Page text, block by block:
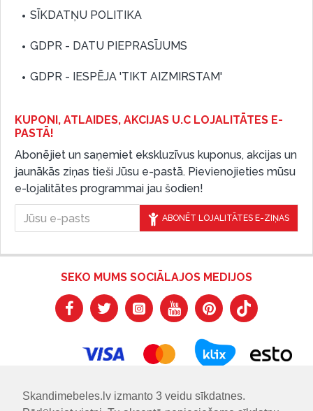
Skandimebeles.lv izmanto 3 veidu sīkdatnes.
SĪKDATŅU POLITIKA
GDPR - DATU PIEPRASĪJUMS
GDPR - IESPĒJA 'TIKT AIZMIRSTAM'
KUPONI, ATLAIDES, AKCIJAS U.C LOJALITĀTES E-
PASTĀ!
Abonējiet un saņemiet ekskluzīvus kuponus, akcijas un
jaunākās ziņas tieši Jūsu e-pastā. Pievienojieties mūsu
e-lojalitātes programmai jau šodien!
ABONĒT LOJALITĀTES E-ZIŅAS
SEKO MUMS SOCIĀLAJOS MEDIJOS